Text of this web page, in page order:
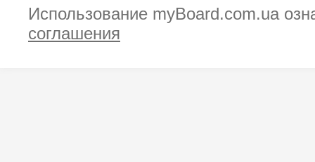
Использование myBoard.com.ua
соглашения